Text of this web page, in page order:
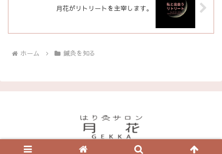
月花がリトリートを主宰します。
ホーム 鍼灸を知る
© 2019 はり灸サロン月花のブログ.